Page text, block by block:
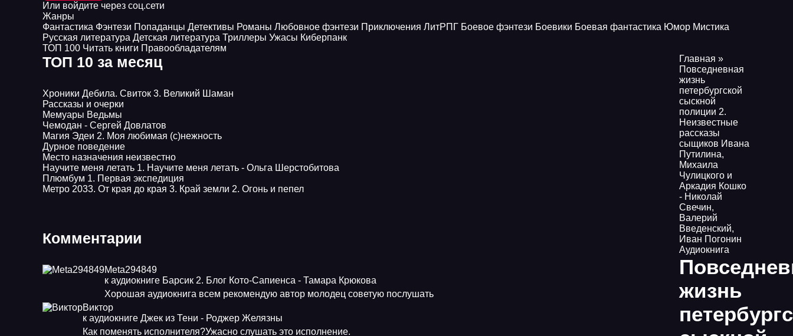
Или войдите через соц.сети
Жанры
Фантастика Фэнтези Попаданцы Детективы Романы Любовное фэнтези Приключения ЛитРПГ Боевое фэнтези Боевики Боевая фантастика Юмор Мистика
Русская литература Детская литература Триллеры Ужасы Киберпанк
ТОП 100 Читать книги Правообладателям
ТОП 10 за месяц
Хроники Дебила. Свиток 3. Великий Шаман
Рассказы и очерки
Мемуары Ведьмы
Чемодан - Сергей Довлатов
Магия Эдеи 2. Моя любимая (с)нежность
Дурное поведение
Место назначения неизвестно
Научите меня летать 1. Научите меня летать - Ольга Шерстобитова
Плюмбум 1. Первая экспедиция
Метро 2033. От края до края 3. Край земли 2. Огонь и пепел
Комментарии
Meta294849
к аудиокниге Барсик 2. Блог Кото-Сапиенса - Тамара Крюкова
Хорошая аудиокнига всем рекомендую автор молодец советую послушать
Виктор
к аудиокниге Джек из Тени - Роджер Желязны
Как поменять исполнителя?Ужасно слушать это исполнение.
Главная »
Повседневная
жизнь
петербургской
сыскной
полиции 2.
Неизвестные
рассказы
сыщиков Ивана
Путилина,
Михаила
Чулицкого и
Аркадия Кошко
- Николай
Свечин,
Валерий
Введенский,
Иван Погонин
Аудиокнига
жизнь